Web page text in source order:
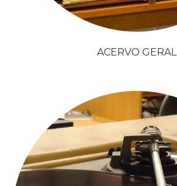
ACERVO GERAL